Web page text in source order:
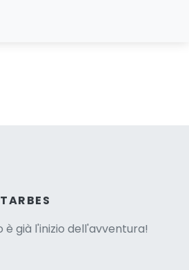
è già l'inizio dell'avventura!